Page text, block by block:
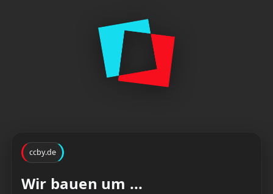
ccby.de
Wir bauen um ...